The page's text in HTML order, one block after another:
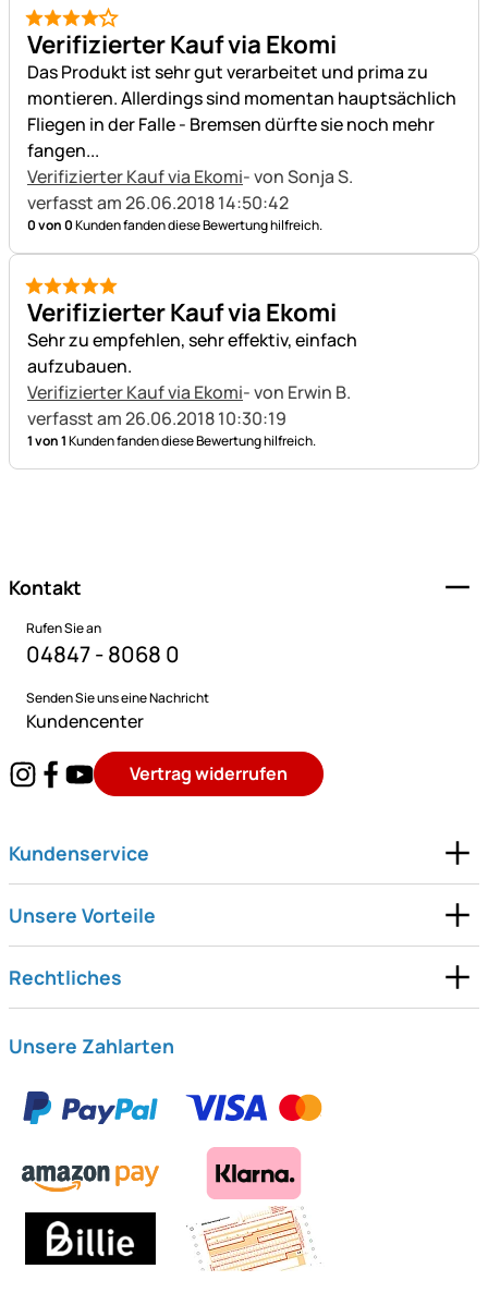
4 von 5
Verifizierter Kauf via Ekomi
Das Produkt ist sehr gut verarbeitet und prima zu
montieren. Allerdings sind momentan hauptsächlich
Fliegen in der Falle - Bremsen dürfte sie noch mehr
fangen...
Verifizierter Kauf via Ekomi- von Sonja S.
verfasst am 26.06.2018 14:50:42
0 von 0Kunden fanden diese Bewertung hilfreich.
5 von 5
Verifizierter Kauf via Ekomi
Sehr zu empfehlen, sehr effektiv, einfach
aufzubauen.
Verifizierter Kauf via Ekomi- von Erwin B.
verfasst am 26.06.2018 10:30:19
1 von 1Kunden fanden diese Bewertung hilfreich.
Kontakt
Rufen Sie an
04847 - 8068 0
Senden Sie uns eine Nachricht
Kundencenter
Vertrag widerrufen
Kundenservice
Unsere Vorteile
Rechtliches
Unsere Zahlarten